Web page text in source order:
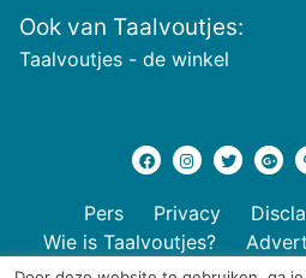
Ook van Taalvoutjes:
Taalvoutjes - de winkel
Pers Privacy
Wie is Taalvoutjes?